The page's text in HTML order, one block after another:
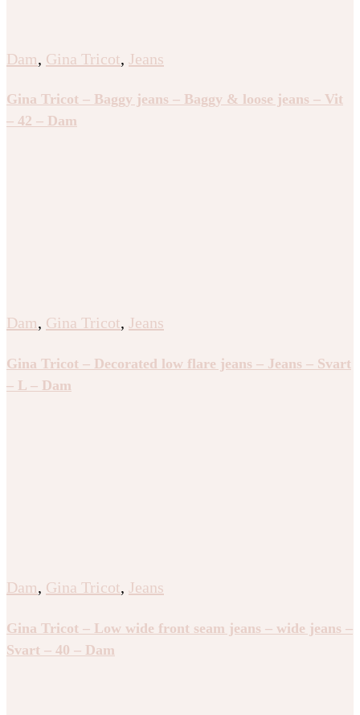
Dam, Gina Tricot, Jeans
Gina Tricot – Baggy jeans – Baggy & loose jeans – Vit
– 42 – Dam
Dam, Gina Tricot, Jeans
Gina Tricot – Decorated low flare jeans – Jeans – Svart
– L – Dam
Dam, Gina Tricot, Jeans
Gina Tricot – Low wide front seam jeans – wide jeans –
Svart – 40 – Dam